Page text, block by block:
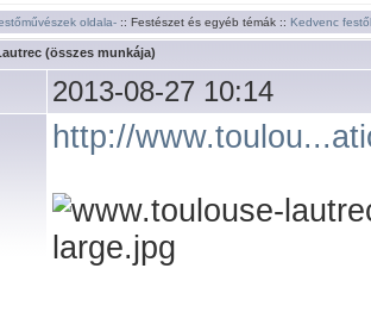
oldala- :: Festészet és egyéb témák :: Kedvenc
(összes munkája)
2013-08-27 10:14
http://